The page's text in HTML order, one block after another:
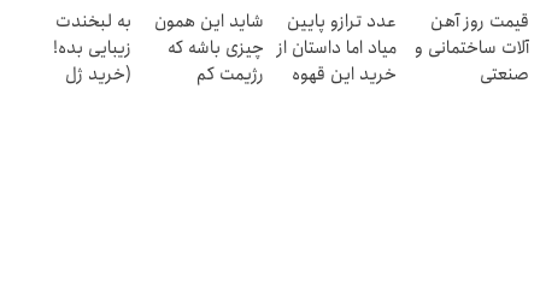
کن
میکنه(40%تخفیف)
قیمت روز آهن
آلات ساختمانی و
صنعتی
عدد ترازو پایین
میاد اما داستان از
خرید این قهوه
شاید این همون
چیزی باشه که
رژیمت کم
به لبخندت
زیبایی بده!
(خرید ژل